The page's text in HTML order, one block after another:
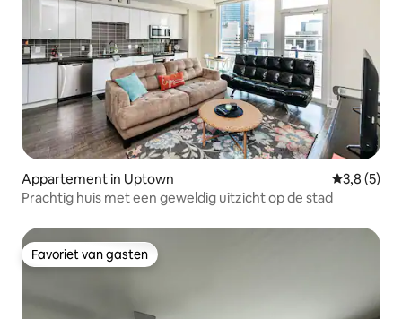
Appartement in Uptown
3,8 (5)
Prachtig huis met een geweldig uitzicht op de stad
Favoriet van gasten
Favoriet van gasten